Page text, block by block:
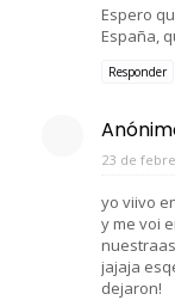
Espero
España,
Responder
23 de
yo viivo
y me voi
jajaja
dejaron!